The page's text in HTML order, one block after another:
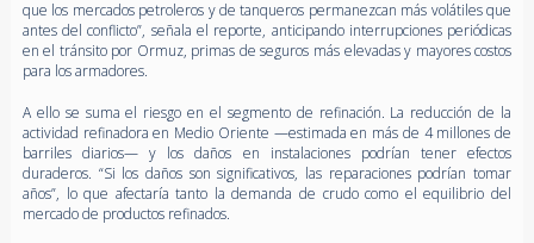
que los mercados petroleros y de tanqueros permanezcan más volátiles que
antes del conflicto”, señala el reporte, anticipando interrupciones periódicas
en el tránsito por Ormuz, primas de seguros más elevadas y mayores costos
para los armadores.
A ello se suma el riesgo en el segmento de refinación. La reducción de la
actividad refinadora en Medio Oriente —estimada en más de 4 millones de
barriles diarios— y los daños en instalaciones podrían tener efectos
duraderos. “Si los daños son significativos, las reparaciones podrían tomar
años”, lo que afectaría tanto la demanda de crudo como el equilibrio del
mercado de productos refinados.